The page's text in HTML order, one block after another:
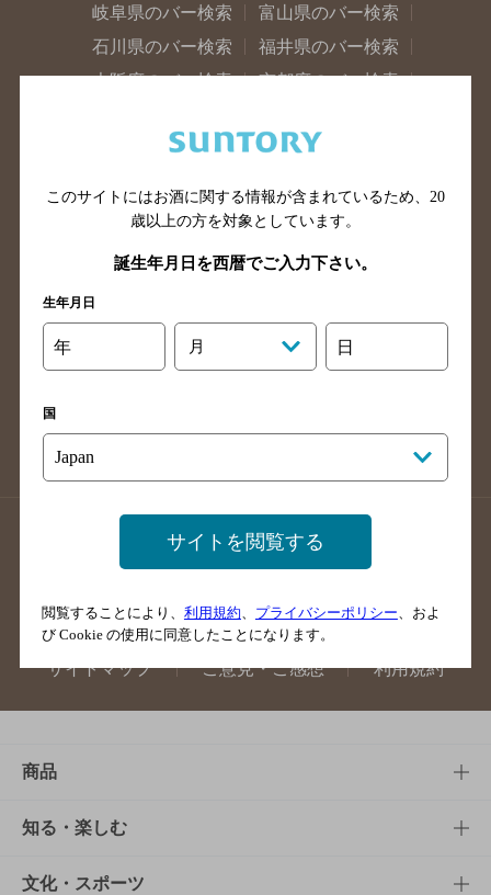
岐阜県のバー検索
富山県のバー検索
石川県のバー検索
福井県のバー検索
大阪府のバー検索
京都府のバー検索
滋賀県のバー検索
和歌山県のバー検索
山口県のバー検索
鳥取県のバー検索
島根県のバー検索
徳島県のバー検索
高知県のバー検索
福岡県のバー検索
長崎県のバー検索
佐賀県のバー検索
店舗登録方法のご案内
店舗情報更新方法のご案内
掲載店舗様ログイン
サイトマップ ご意見・ご感想 利用規約
商品
商品TOP
商品一覧
知る・楽しむ
知る・楽しむTOP
文化・スポーツ
このサイトにはお酒に関する情報が含まれているため、 20
歳以上の方を対象としています。
誕生年月日を西暦でご入力下さい。
生年月日
年 月 日
国
サイトを閲覧する
閲覧することにより、 利用規約 プライバシーポリシー 、およ
び Cookie の使用に同意したことになります。